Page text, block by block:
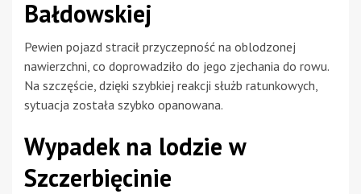
Bałdowskiej
Pewien pojazd stracił przyczepność na oblodzonej
nawierzchni, co doprowadziło do jego zjechania do rowu.
Na szczęście, dzięki szybkiej reakcji służb ratunkowych,
sytuacja została szybko opanowana.
Wypadek na lodzie w
Szczerbięcinie